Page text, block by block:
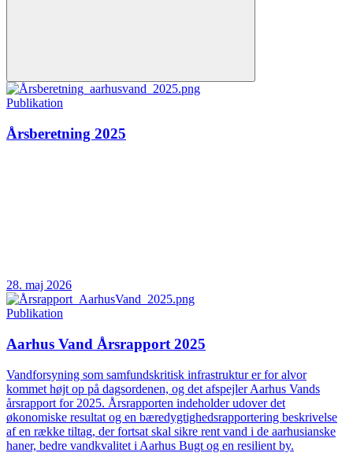
Publikation
Årsberetning 2025
28. maj 2026
Publikation
Aarhus Vand Årsrapport 2025
Vandforsyning som samfundskritisk infrastruktur er for alvor
kommet højt op på dagsordenen, og det afspejler Aarhus Vands
årsrapport for 2025. Årsrapporten indeholder udover det
økonomiske resultat og en bæredygtighedsrapportering beskrivelse
af en række tiltag, der fortsat skal sikre rent vand i de aarhusianske
haner, bedre vandkvalitet i Aarhus Bugt og en resilient by.